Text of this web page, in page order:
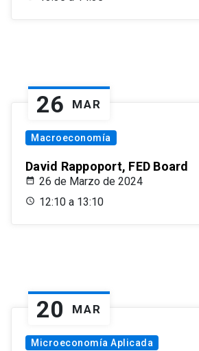
26 MAR
Macroeconomía
David Rappoport, FED Board
26 de Marzo de 2024
12:10 a 13:10
20 MAR
Microeconomía Aplicada